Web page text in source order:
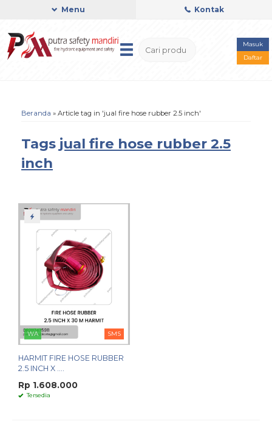
Menu Kontak
Masuk
Daftar
Beranda » Article tag in 'jual fire hose rubber 2.5 inch'
Tags jual fire hose rubber 2.5
inch
WA SMS
HARMIT FIRE HOSE RUBBER
2.5 INCH X ....
Rp 1.608.000
Tersedia